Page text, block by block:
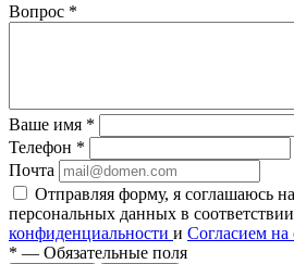
Вопрос *
Ваше имя *
Телефон *
Почта
Отправляя форму, я соглашаюсь
персональных данных в
конфиденциальности и Согласием на
* — Обязательные поля